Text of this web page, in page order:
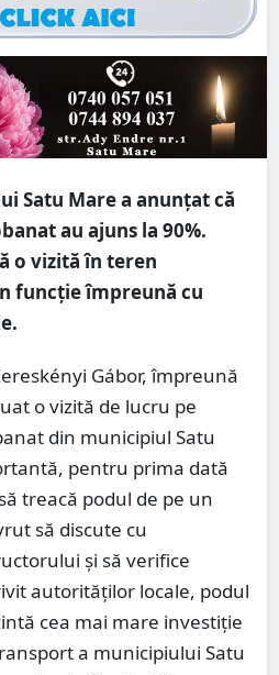
Satu Mare a anunțat că
au ajuns la 90%.
o vizită în teren
funcție împreună cu
Gábor, împreună
o vizită de lucru pe
din municipiul Satu
pentru prima dată
treacă podul de pe un
să discute cu
și să verifice
autorităților locale, podul
cea mai mare investiție
a municipiului Satu